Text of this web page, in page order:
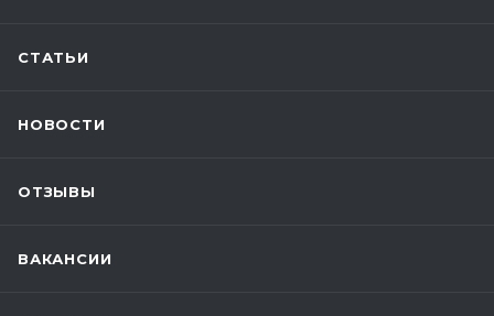
СТАТЬИ
НОВОСТИ
ОТЗЫВЫ
ВАКАНСИИ